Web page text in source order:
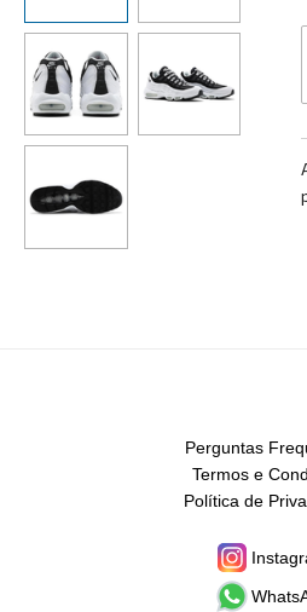
Perguntas
Termos e
Política de